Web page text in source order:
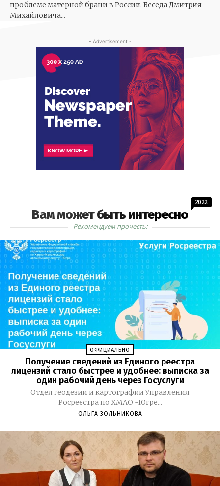
проблеме матерной брани в России. Беседа Дмитрия
Михайловича...
- Advertisement -
Вам может быть интересно
2022
Рекомендуем прочесть:
ОФИЦИАЛЬНО
Получение сведений из Единого реестра
лицензий стало быстрее и удобнее: выписка за
один рабочий день через Госуслуги
Отдел геодезии и картографии Управления
Росреестра по ХМАО -Югре...
ОЛЬГА ЗОЛЬНИКОВА